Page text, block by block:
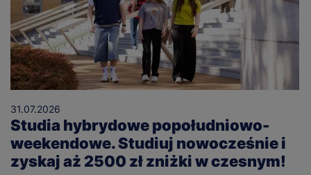
31.07.2026
Studia hybrydowe popołudniowo-
weekendowe. Studiuj nowocześnie i
zyskaj aż 2500 zł zniżki w czesnym!